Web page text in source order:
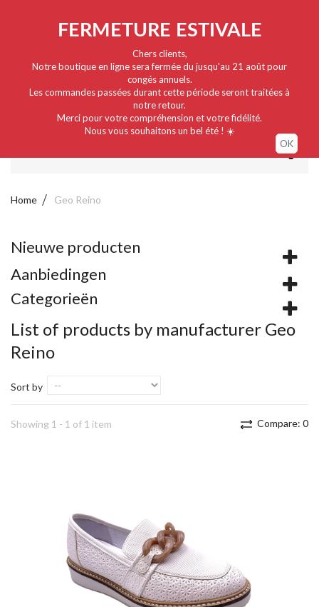
FERMETURE ESTIVALE
Chers clients,
Notre boutique en ligne sera fermée du jusqu'au 21 août pour
congés annuels.
Les commandes passées durant cette période seront traitées à
notre retour.
Merci pour votre compréhension et votre fidélité.
Nous vous souhaitons un bel été ! ☀️
OK
Home Geo Reino
Nieuwe producten
Aanbiedingen
Categorieën
List of products by manufacturer Geo
Reino
Sort by
Compare: 0
Showing 1 - 1 of 1 item